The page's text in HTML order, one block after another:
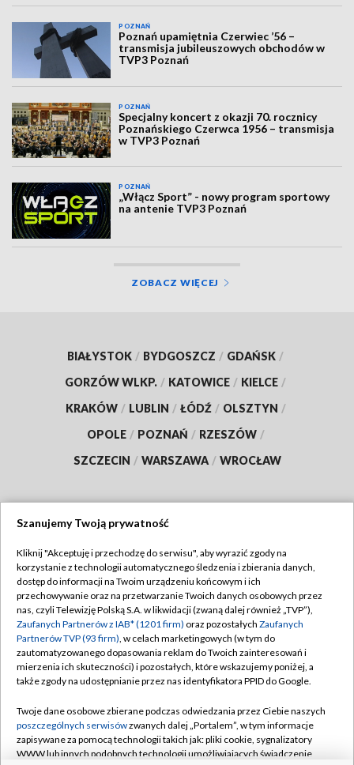
POZNAŃ
Poznań upamiętnia Czerwiec ’56 –
transmisja jubileuszowych obchodów w
TVP3 Poznań
POZNAŃ
Specjalny koncert z okazji 70. rocznicy
Poznańskiego Czerwca 1956 – transmisja
w TVP3 Poznań
POZNAŃ
„Włącz Sport” - nowy program sportowy
na antenie TVP3 Poznań
ZOBACZ WIĘCEJ
BIAŁYSTOK / BYDGOSZCZ / GDAŃSK /
GORZÓW WLKP. / KATOWICE / KIELCE /
KRAKÓW / LUBLIN / ŁÓDŹ / OLSZTYN /
OPOLE / POZNAŃ / RZESZÓW /
SZCZECIN / WARSZAWA / WROCŁAW
TVP
Abonament TVP
Emisja w TVP
Centrum informacji TVP
Naziemna Telewizja Cyfrowa
Rada Programowa
System NOS
Regulamin TVP
Polityka prywatności
Moje zgody
Pomoc
Kontakt
Szanujemy Twoją prywatność
Kliknij "Akceptuję i przechodzę do serwisu", aby wyrazić zgody na
korzystanie z technologii automatycznego śledzenia i zbierania danych,
dostęp do informacji na Twoim urządzeniu końcowym i ich
przechowywanie oraz na przetwarzanie Twoich danych osobowych przez
nas, czyli Telewizję Polską S.A. w likwidacji (zwaną dalej również „TVP”),
Zaufanych Partnerów z IAB* (1201 firm) oraz pozostałych Zaufanych
Partnerów TVP (93 firm), w celach marketingowych (w tym do
zautomatyzowanego dopasowania reklam do Twoich zainteresowań i
mierzenia ich skuteczności) i pozostałych, które wskazujemy poniżej, a
także zgody na udostępnianie przez nas identyfikatora PPID do Google.
Twoje dane osobowe zbierane podczas odwiedzania przez Ciebie naszych
poszczególnych serwisówzwanych dalej „Portalem”, w tym informacje
zapisywane za pomocą technologii takich jak: pliki cookie, sygnalizatory
WWW lub innych podobnych technologii umożliwiających świadczenie